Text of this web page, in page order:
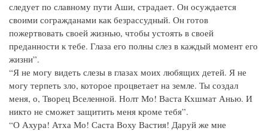
следует по славному пути Аши, страдает. Он осуждается
своими согражданами как безрассудный. Он готов
пожертвовать своей жизнью, чтобы устоять в своей
преданности к тебе. Глаза его полны слез в каждый момент его
жизни”.
“Я не могу видеть слезы в глазах моих любящих детей. Я не
могу терпеть зло, которое процветает на земле. Ты создал
меня, о, Творец Вселенной. Нолт Мо! Васта Кхшмат Анью. И
никто не сможет защитить меня кроме тебя”.
“О Ахура! Атха Мо! Саста Воху Вастия! Даруй же мне